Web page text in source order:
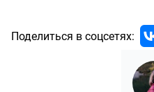
Поделиться в соцсетях: